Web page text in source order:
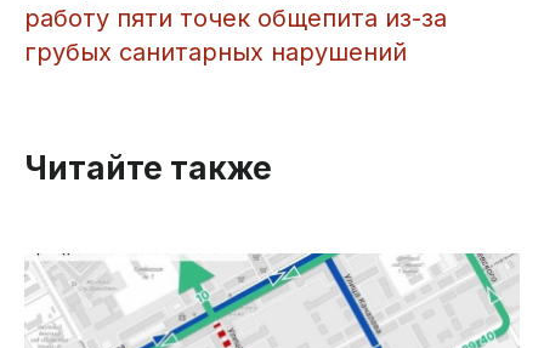
работу пяти точек общепита из-за
грубых санитарных нарушений
Читайте также